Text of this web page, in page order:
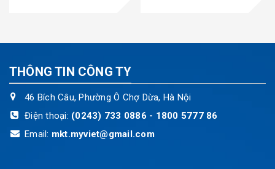
THÔNG TIN CÔNG TY
46 Bích Câu, Phường Ô Chợ Dừa, Hà Nội
Điện thoại: (0243) 733 0886 - 1800 5777 86
Email: mkt.myviet@gmail.com